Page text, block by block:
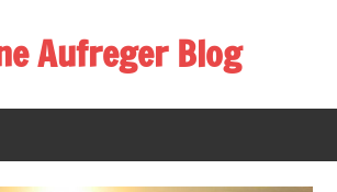
Aufreger Blog